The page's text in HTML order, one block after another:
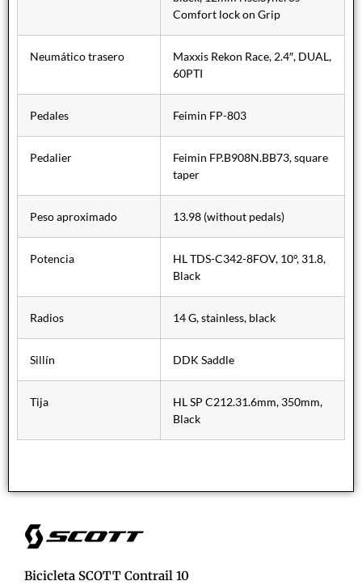
Comfort lock on Grip
Neumático trasero
Maxxis Rekon Race, 2.4″, DUAL,
60PTI
Pedales Feimin FP-803
Pedalier
Feimin FP.B908N.BB73, square
taper
Peso aproximado 13.98 (without pedals)
Potencia
HL TDS-C342-8FOV, 10°, 31.8,
Black
Radios 14 G, stainless, black
Sillín DDK Saddle
Tija
HL SP C212.31.6mm, 350mm,
Black
Bicicleta SCOTT Contrail 10